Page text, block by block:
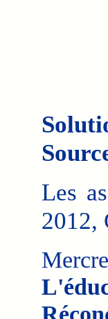
Les
2012,